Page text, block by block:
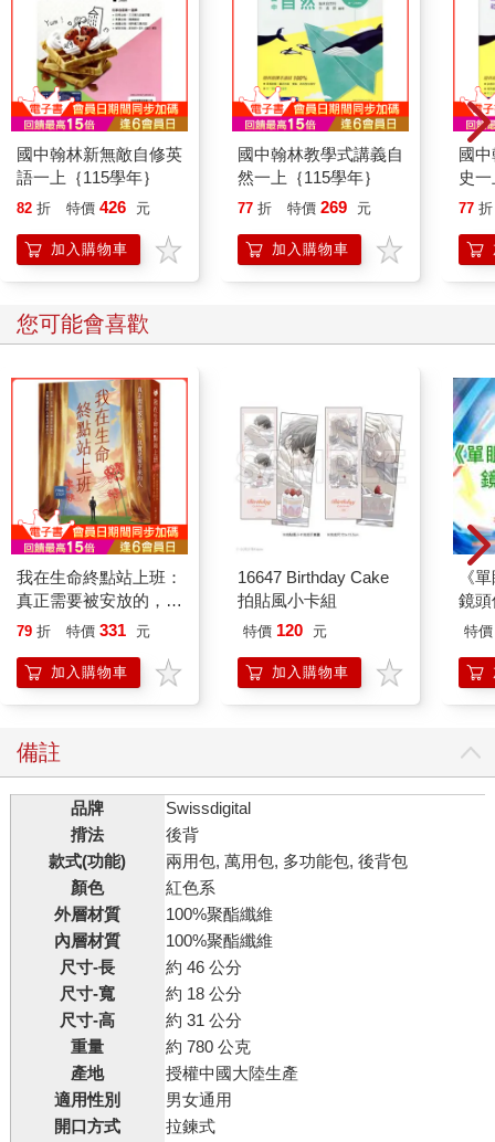
國中翰林新無敵自修英
語一上｛115學年｝
82 折 特價 426 元
加入購物車
國中翰林教學式講義自
然一上｛115學年｝
77 折 特價 269 元
加入購物車
國
史
77 折
您可能會喜歡
我在生命終點站上班：
真正需要被安放的，其
實是留下來的人
79 折 特價 331 元
加入購物車
16647 Birthday Cake
拍貼風小卡組
特價 120 元
加入購物車
《
鏡
特價
備註
品牌
Swissdigital
揹法
後背
款式(功能)
兩用包, 萬用包, 多功能包, 後背包
顏色
紅色系
外層材質
100%聚酯纖維
內層材質
100%聚酯纖維
尺寸-長
約 46 公分
尺寸-寬
約 18 公分
尺寸-高
約 31 公分
重量
約 780 公克
產地
授權中國大陸生產
適用性別
男女通用
開口方式
拉鍊式